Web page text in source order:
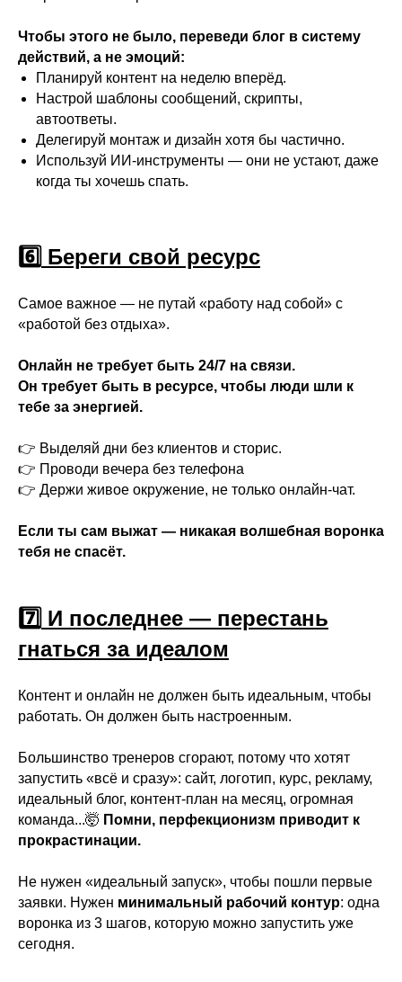
Чтобы этого не было, переведи блог в систему
действий, а не эмоций:
Планируй контент на неделю вперёд.
Настрой шаблоны сообщений, скрипты,
автоответы.
Делегируй монтаж и дизайн хотя бы частично.
Используй ИИ-инструменты — они не устают, даже
когда ты хочешь спать.
6️⃣ Береги свой ресурс
Самое важное — не путай «работу над собой» с
«работой без отдыха».
Онлайн не требует быть 24/7 на связи.
Он требует быть в ресурсе, чтобы люди шли к
тебе за энергией.
👉 Выделяй дни без клиентов и сторис.
👉 Проводи вечера без телефона
👉 Держи живое окружение, не только онлайн-чат.
Если ты сам выжат — никакая волшебная воронка
тебя не спасёт.
7️⃣ И последнее — перестань
гнаться за идеалом
Контент и онлайн не должен быть идеальным, чтобы
работать. Он должен быть настроенным.
Большинство тренеров сгорают, потому что хотят
запустить «всё и сразу»: сайт, логотип, курс, рекламу,
идеальный блог, контент-план на месяц, огромная
команда...🤯 Помни, перфекционизм приводит к
прокрастинации.
Не нужен «идеальный запуск», чтобы пошли первые
заявки. Нужен минимальный рабочий контур: одна
воронка из 3 шагов, которую можно запустить уже
сегодня.
Лицензия на образовательную деятельность
№ Л035-01255-50/01372322 от 03.09.2024
+7(993)603-93-38
mfg@mafiaprodazh.ru